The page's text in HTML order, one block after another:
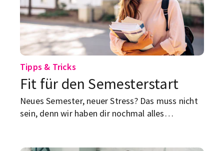
Tipps & Tricks
Fit für den Semesterstart
Neues Semester, neuer Stress? Das muss nicht
sein, denn wir haben dir nochmal alles